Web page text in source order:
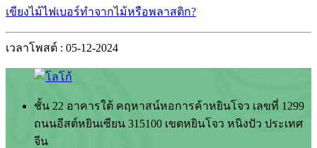
เขียงไม้ไฟเบอร์ทำจากไม้หรือพลาสติก?
เวลาโพสต์ : 05-12-2024
ชั้น 22 อาคารใต้ คฤหาสน์หอการค้าหยินโจว เลขที่ 1299
ถนนอีสต์หยินเซียน 315100 เขตหยินโจว หนิงปัว ประเทศ
จีน